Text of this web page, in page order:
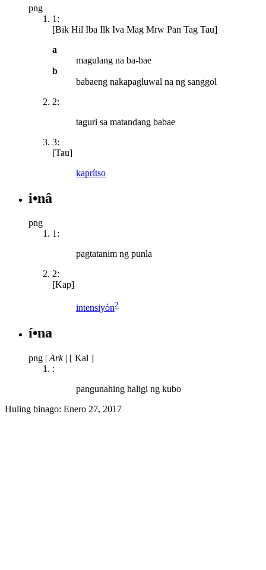
png
1:
[Bik Hil Iba Ilk Iva Mag Mrw Pan Tag Tau]
a
magulang na ba-bae
b
babaeng nakapagluwal na ng sanggol
2:
taguri sa matandang babae
3:
[Tau]
kaprítso
i•nâ
png
1:
pagtatanim ng punla
2:
[Kap]
intensiyón2
í•na
png | Ark | [ Kal ]
:
pangunahing haligi ng kubo
Huling binago: Enero 27, 2017